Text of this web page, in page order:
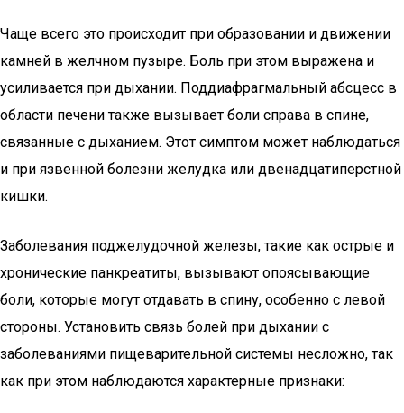
Чаще всего это происходит при образовании и движении
камней в желчном пузыре. Боль при этом выражена и
усиливается при дыхании. Поддиафрагмальный абсцесс в
области печени также вызывает боли справа в спине,
связанные с дыханием. Этот симптом может наблюдаться
и при язвенной болезни желудка или двенадцатиперстной
кишки.
Заболевания поджелудочной железы, такие как острые и
хронические панкреатиты, вызывают опоясывающие
боли, которые могут отдавать в спину, особенно с левой
стороны. Установить связь болей при дыхании с
заболеваниями пищеварительной системы несложно, так
как при этом наблюдаются характерные признаки: